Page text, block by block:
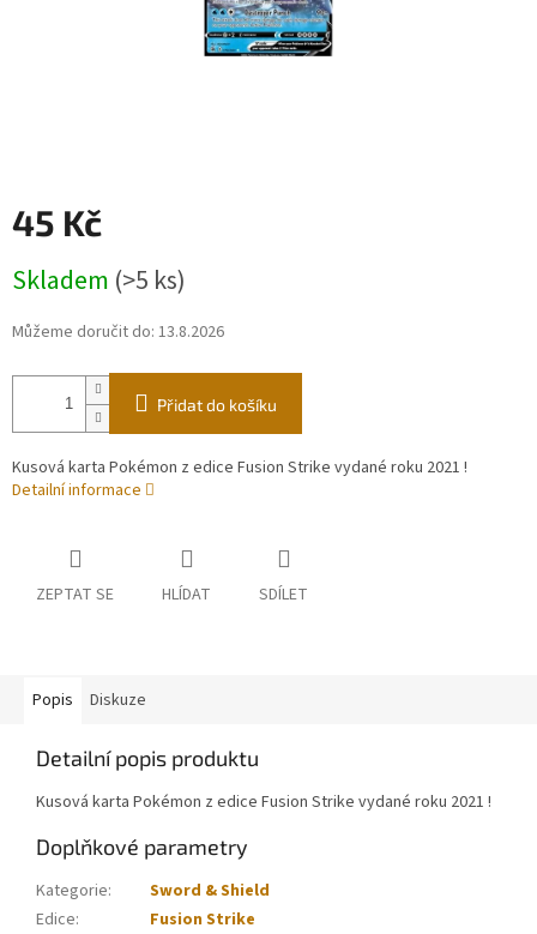
45 Kč
cena:
Skladem (>5 ks)
Můžeme doručit do: 13.8.2026
Přidat do košíku
Kusová karta Pokémon z edice Fusion Strike vydané roku 2021 !
Detailní informace
ZEPTAT SE HLÍDAT SDÍLET
Popis Diskuze
Detailní popis produktu
Kusová karta Pokémon z edice Fusion Strike vydané roku 2021 !
Doplňkové parametry
Kategorie:
Sword & Shield
Edice:
Fusion Strike